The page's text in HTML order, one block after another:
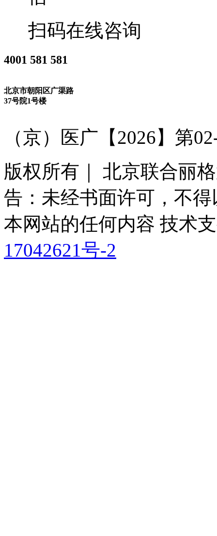
扫码在线咨询
‭4001 581 581
北京市朝阳区广渠路
37号院1号楼
（京）医广【2026】第
版权所有｜ 北京联合丽
告：未经书面许可，不
本网站的任何内容 技术
17042621号-2